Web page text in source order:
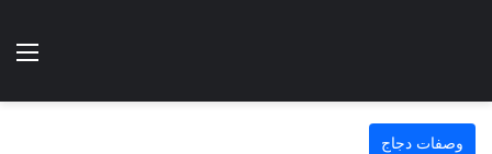
الوضع
وصفات دجاج